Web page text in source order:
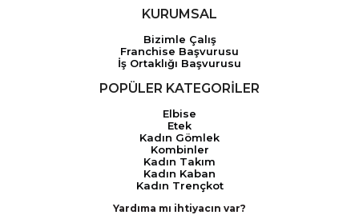
KURUMSAL
Bizimle Çalış
Franchise Başvurusu
İş Ortaklığı Başvurusu
POPÜLER KATEGORİLER
Elbise
Etek
Kadın Gömlek
Kombinler
Kadın Takım
Kadın Kaban
Kadın Trençkot
Yardıma mı ihtiyacın var?